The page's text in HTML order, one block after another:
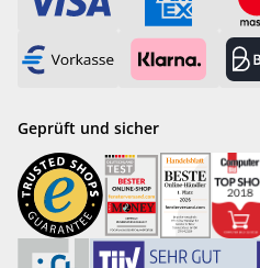
Geprüft und sicher